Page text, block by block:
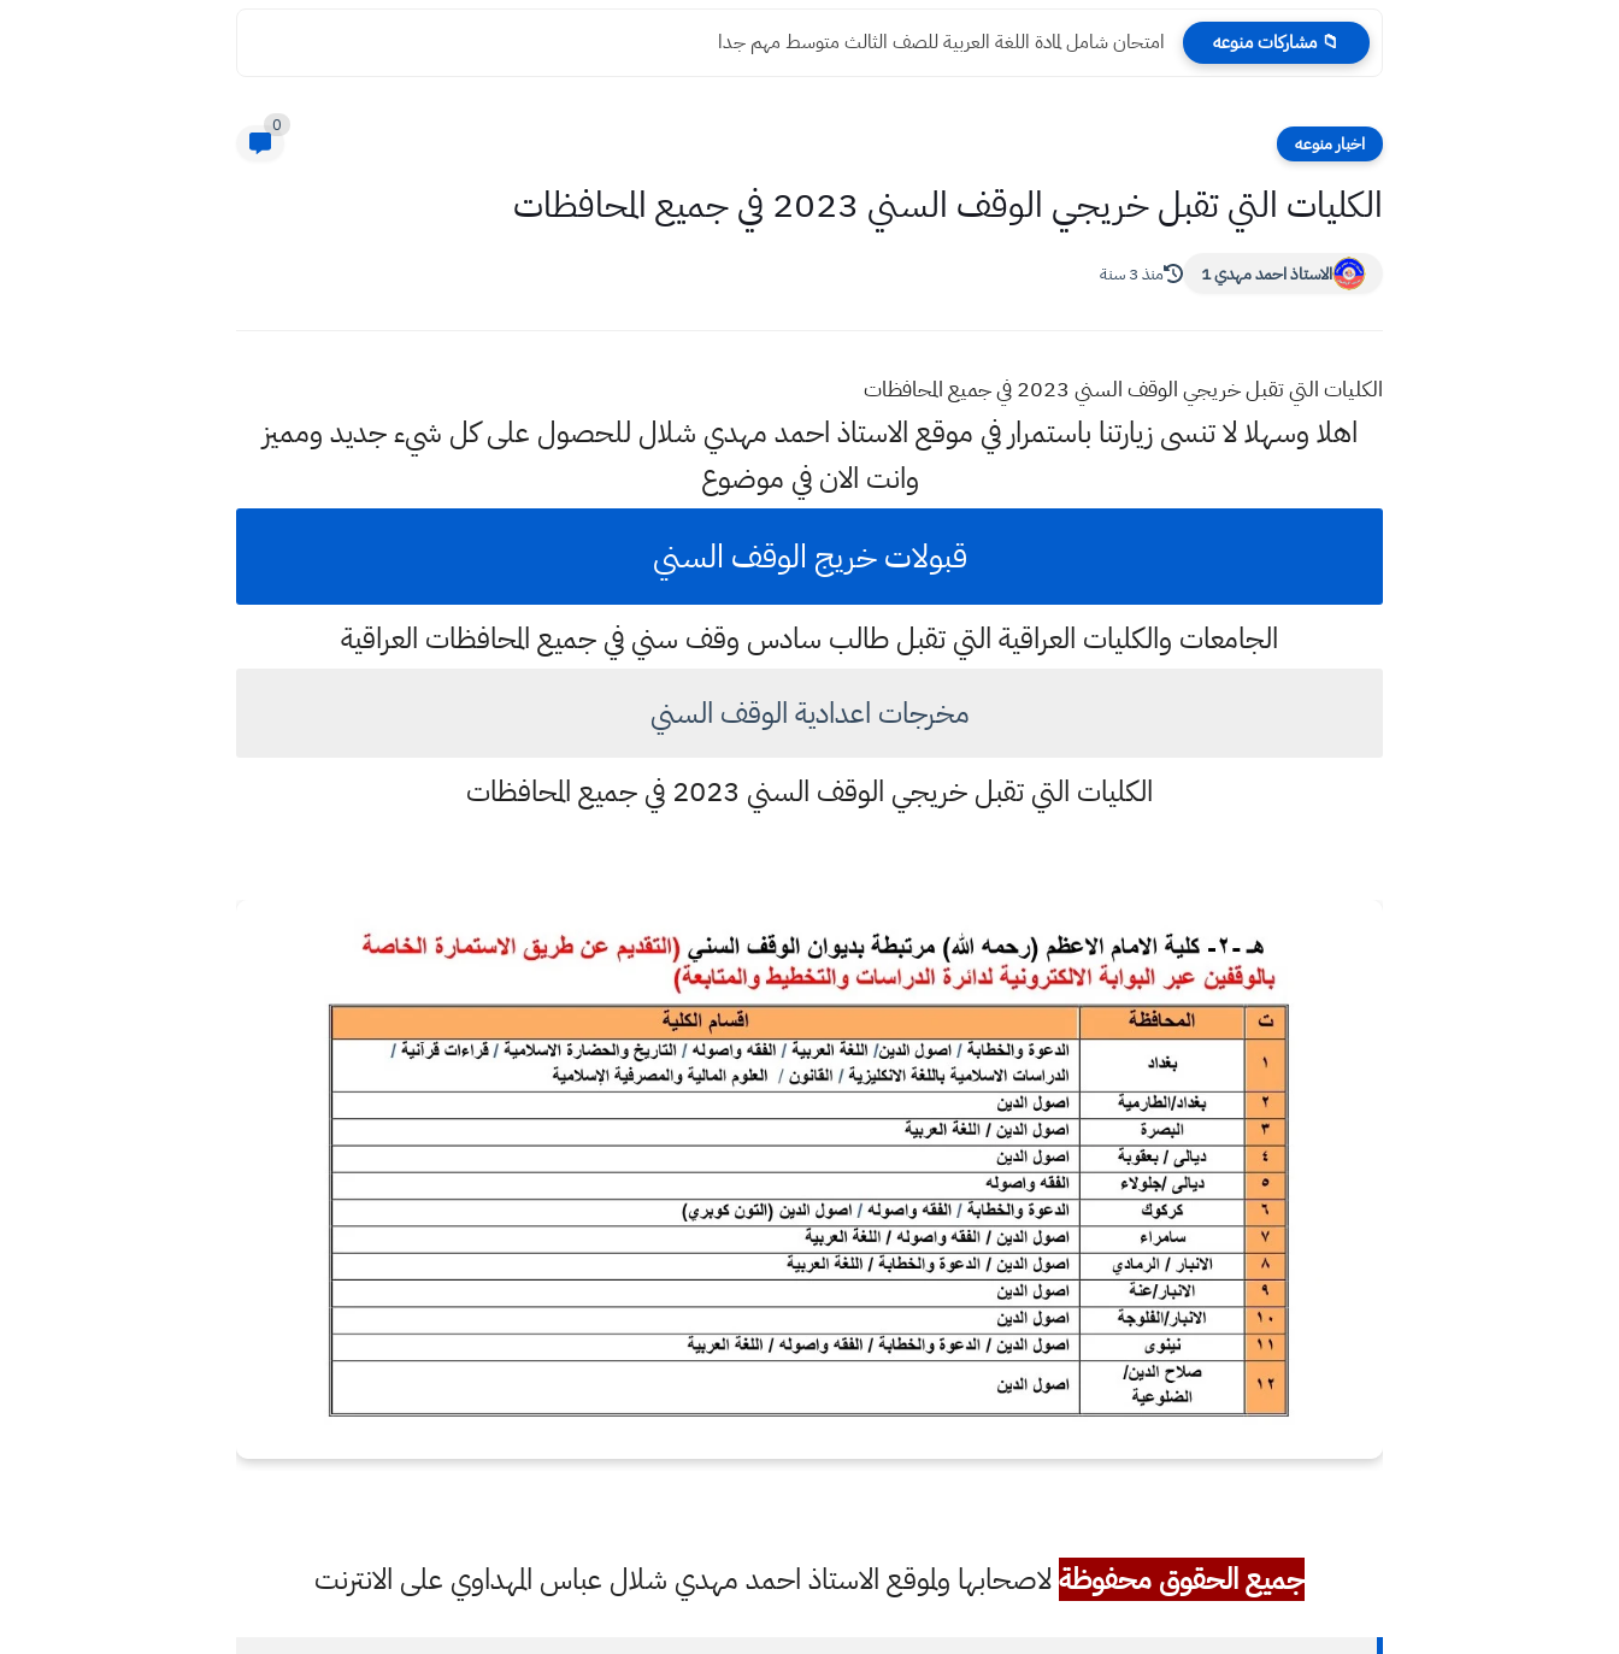
📁 مشاركات منوعه امتحان شامل لمادة اللغة العربية للصف الثالث متوسط مهم جدا
اخبار منوعه
0
الكليات التي تقبل خريجي الوقف السني 2023 في جميع المحافظات
الاستاذ احمد مهدي 1 منذ 3 سنة
الكليات التي تقبل خريجي الوقف السني 2023 في جميع المحافظات
اهلا وسهلالا تنسى زيارتنا باستمرار في موقع الاستاذ احمد مهدي شلال للحصول على كل شيء جديد ومميز
وانت الان في موضوع
قبولات خريج الوقف السني
الجامعات والكليات العراقية التي تقبل طالب سادس وقف سني في جميع المحافظات العراقية
مخرجات اعدادية الوقف السني
الكليات التي تقبل خريجي الوقف السني 2023 في جميع المحافظات
جميع الحقوق محفوظةلاصحابها ولموقع الاستاذ احمد مهدي شلال عباس المهداوي على الانترنت